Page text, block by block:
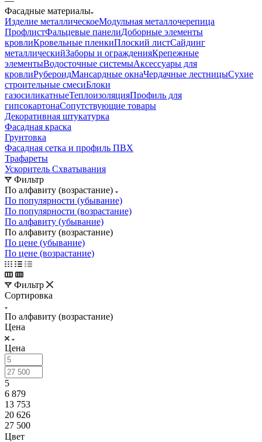
Фасадные материалы
Изделие металлическоеМодульная металлочерепица
ПрофлистФальцевые панелиДоборные элементы
кровлиКровельные пленкиПлоский листСайдинг
металлическийЗаборы и огражденияКрепежные
элементыВодосточные системыАксессуары для
кровлиРубероидМансардные окнаЧердачные лестницыСухие
строительные смесиБлоки
газосиликатныеТеплоизоляцияПрофиль для
гипсокартонаСопутствующие товары
Декоративная штукатурка
Фасадная краска
Грунтовка
Фасадная сетка и профиль ПВХ
Трафареты
Ускоритель Схватывания
Фильтр
По алфавиту (возрастание)
По популярности (убывание)
По популярности (возрастание)
По алфавиту (убывание)
По алфавиту (возрастание)
По цене (убывание)
По цене (возрастание)
Фильтр
Сортировка
По алфавиту (возрастание)
Цена
Цена
5
6 879
13 753
20 626
27 500
Цвет